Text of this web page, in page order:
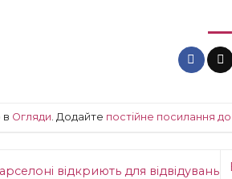
в Огляди . Додайте постійне посилання
відкриють для відвідувань